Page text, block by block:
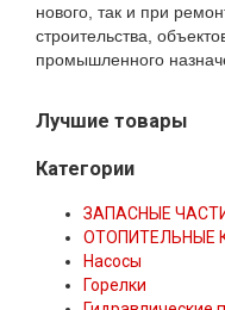
нового, так и при
строительства,
промышленного
Лучшие товары
Категории
ЗАПАСНЫЕ
ОТОПИТЕЛЬНЫЕ
Насосы
Горелки